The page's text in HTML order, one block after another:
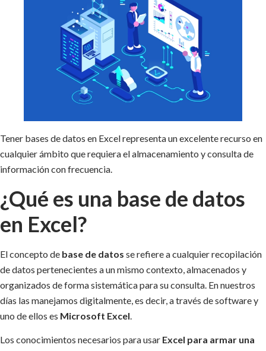
Tener bases de datos en Excel representa un excelente recurso en
cualquier ámbito que requiera el almacenamiento y consulta de
información con frecuencia.
¿Qué es una base de datos
en Excel?
El concepto de base de datos se refiere a cualquier recopilación
de datos pertenecientes a un mismo contexto, almacenados y
organizados de forma sistemática para su consulta. En nuestros
días las manejamos digitalmente, es decir, a través de software y
uno de ellos es Microsoft Excel
Los conocimientos necesarios para usar Excel para armar una